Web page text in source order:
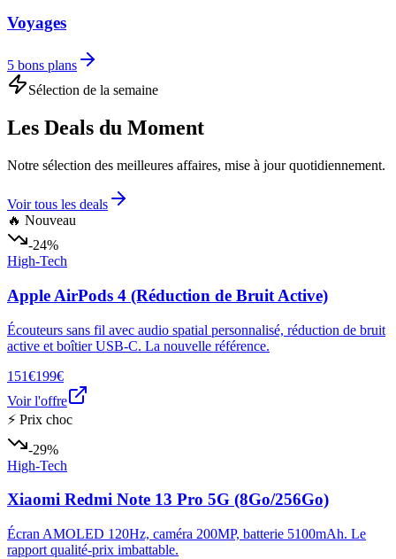
Voyages
5 bons plans
Sélection de la semaine
Les Deals du Moment
Notre sélection des meilleures affaires, mise à jour quotidiennement.
Voir tous les deals
🔥 Nouveau
-24%
High-Tech
Apple AirPods 4 (Réduction de Bruit Active)
Écouteurs sans fil avec audio spatial personnalisé, réduction de bruit
active et boîtier USB-C. La nouvelle référence.
151€199€
Voir l'offre
⚡ Prix choc
-29%
High-Tech
Xiaomi Redmi Note 13 Pro 5G (8Go/256Go)
Écran AMOLED 120Hz, caméra 200MP, batterie 5100mAh. Le
rapport qualité-prix imbattable.